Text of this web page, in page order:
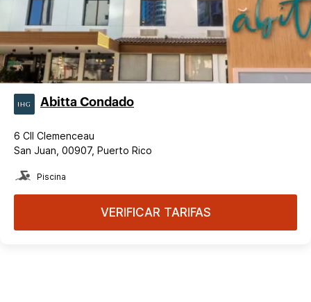
Abitta Condado
6 Cll Clemenceau
San Juan, 00907, Puerto Rico
Piscina
VERIFICAR TARIFAS